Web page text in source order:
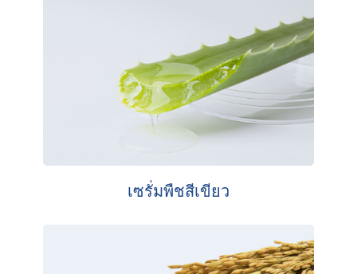
เซรั่มพืชสีเขียว